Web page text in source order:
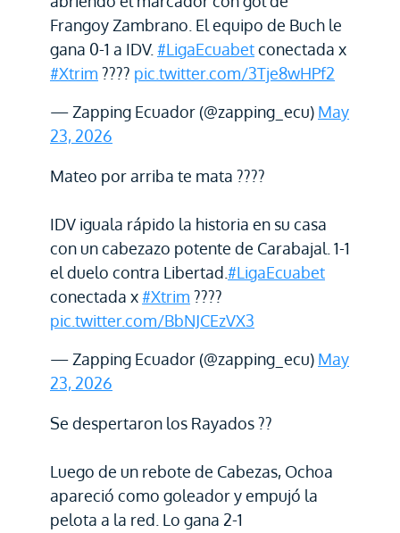
Frangoy Zambrano. El equipo de Buch le
gana 0-1 a IDV. #LigaEcuabetconectada x
#Xtrim ???? pic.twitter.com/3Tje8wHPf2
— Zapping Ecuador (@zapping_ecu) May
23, 2026
Mateo por arriba te mata ????
IDV iguala rápido la historia en su casa
con un cabezazo potente de Carabajal. 1-1
el duelo contra Libertad. #LigaEcuabet
conectada x#Xtrim ????
pic.twitter.com/BbNJCEzVX3
— Zapping Ecuador (@zapping_ecu) May
23, 2026
Se despertaron los Rayados ??
Luego de un rebote de Cabezas, Ochoa
apareció como goleador y empujó la
pelota a la red. Lo gana 2-1